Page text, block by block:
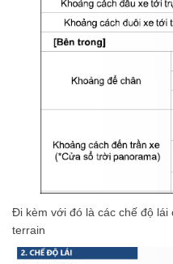
Đi kèm với đó là các chế độ lái
terrain